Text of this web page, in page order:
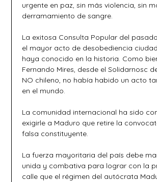
urgente en paz, sin más violencia, sin
derramamiento de sangre.
La exitosa Consulta Popular del
el mayor acto de desobediencia
haya conocido en la historia. Como
Fernando Mires, desde el Solidarnosc
NO chileno, no había habido un acto
en el mundo.
La comunidad internacional ha sido
exigirle a Maduro que retire la
falsa constituyente.
La fuerza mayoritaria del país debe
unida y combativa para lograr con la
calle que el régimen del autócrata